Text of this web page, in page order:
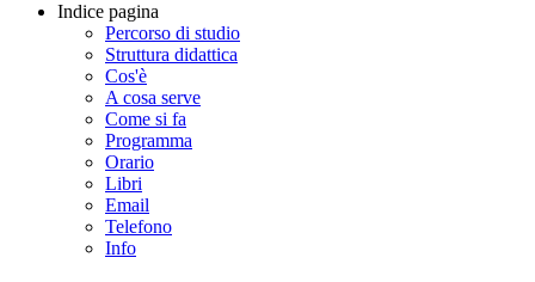
Indice pagina
Percorso di studio
Struttura didattica
Cos'è
A cosa serve
Come si fa
Programma
Orario
Libri
Email
Telefono
Info